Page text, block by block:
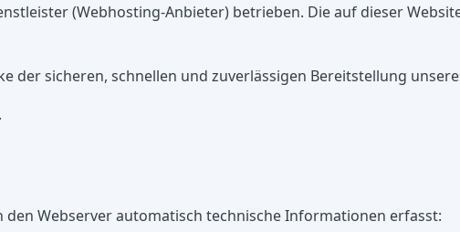
(Webhosting-Anbieter) betrieben. Die auf dieser
der sicheren, schnellen und zuverlässigen Bereitstellung
den Webserver automatisch technische Informationen erfasst: